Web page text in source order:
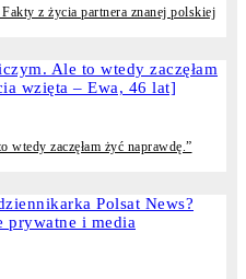
z życia partnera znanej polskiej
wtedy zaczęłam żyć naprawdę.”